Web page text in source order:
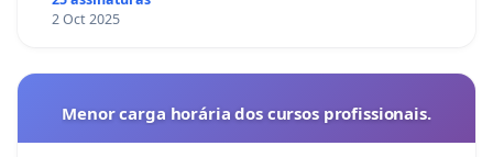
2 Oct 2025
Menor carga horária dos cursos profissionais.